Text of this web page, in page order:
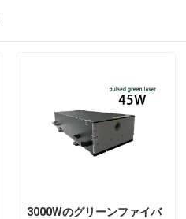
3000Wのグリーンファイバ